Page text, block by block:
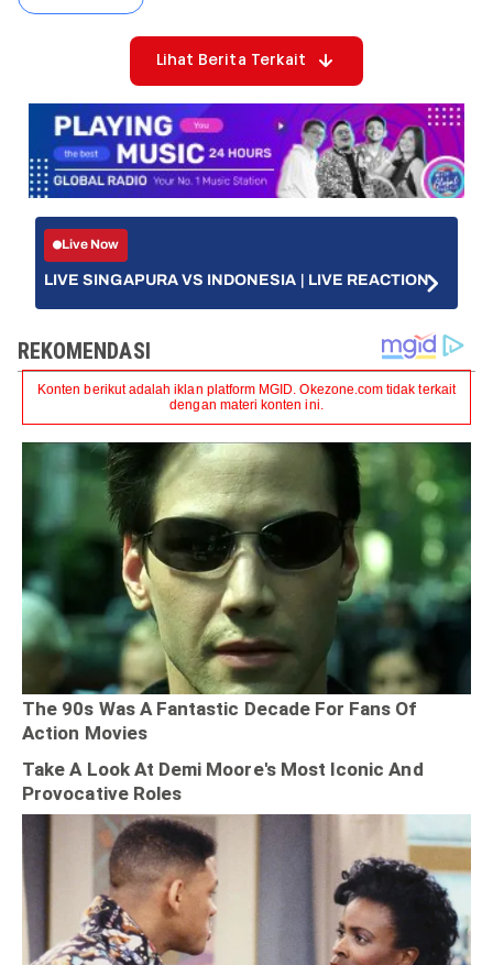
Lihat Berita Terkait
Live Now
LIVE SINGAPURA VS INDONESIA | LIVE REACTION